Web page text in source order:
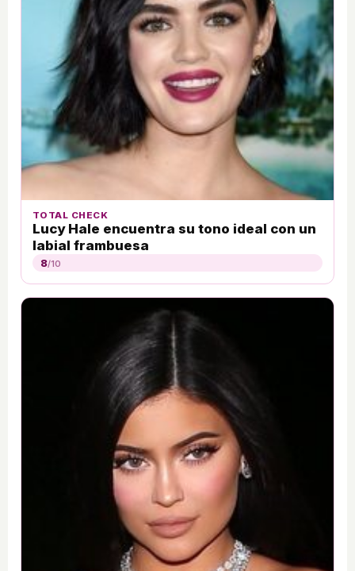
TOTAL CHECK
Lucy Hale encuentra su tono ideal con un
labial frambuesa
8/10